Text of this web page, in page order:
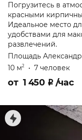
Погрузитесь в
красными
Идеальное место
удобствами для
развлечений.
Площадь
10 м2 • 7 человек
от 1 450 ₽ /час